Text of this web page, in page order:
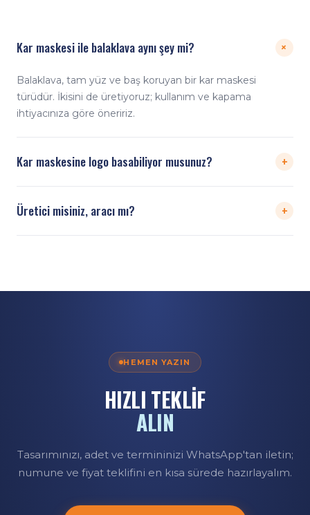
Kar maskesi ile balaklava aynı şey mi? +
Balaklava, tam yüz ve baş koruyan bir kar maskesi
türüdür. İkisini de üretiyoruz; kullanım ve kapama
ihtiyacınıza göre öneririz.
Kar maskesine logo basabiliyor musunuz? +
maskesi yüzeyine uyguluyoruz.
Üretici misiniz, aracı mı? +
HEMEN YAZIN
HIZLI TEKLİF
ALIN
Tasarımınızı, adet ve termininizi WhatsApp'tan iletin;
numune ve fiyat teklifini en kısa sürede hazırlayalım.